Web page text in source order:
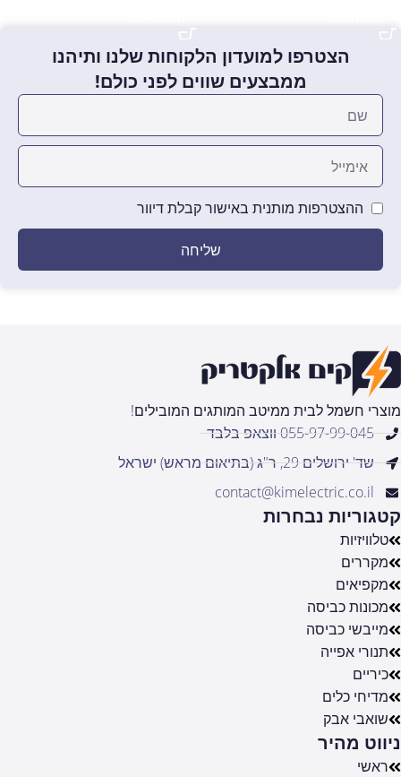
הצטרפו למועדון הלקוחות שלנו ותיהנו
ממבצעים שווים לפני כולם!
ההצטרפות מותנית באישור קבלת דיוור
שליחה
מוצרי חשמל לבית ממיטב המותגים המובילים!
055-97-99-045 ווצאפ בלבד
שד' ירושלים 29, ר"ג (בתיאום מראש) ישראל
contact@kimelectric.co.il
קטגוריות נבחרות
טלוויזיות
מקררים
מקפיאים
מכונות כביסה
מייבשי כביסה
תנורי אפייה
כיריים
מדיחי כלים
שואבי אבק
ניווט מהיר
ראשי